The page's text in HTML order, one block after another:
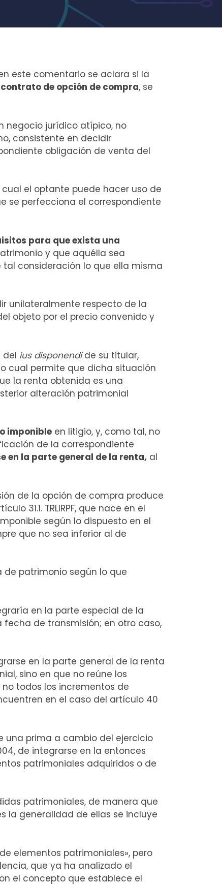
este comentario se aclara si la
de opción de compra, se
negocio jurídico atípico, no
consistente en decidir
obligación de venta del
el optante puede hacer uso de
se perfecciona el correspondiente
para que exista una
y que aquélla sea
consideración lo que ella misma
unilateralmente respecto de la
objeto por el precio convenido y
del ius disponendide su titular,
cual permite que dicha situación
la renta obtenida es una
alteración patrimonial
imponible en litigio, y, como tal, no
de la correspondiente
en la parte general de la renta, al
de la opción de compra produce
31.1. TRLIRPF, que nace en el
según lo dispuesto en el
que no sea inferior al de
patrimonio según lo que
en la parte especial de la
de transmisión; en otro caso,
en la parte general de la renta
sino en que no reúne los
todos los incrementos de
en el caso del artículo 40
una prima a cambio del ejercicio
de integrarse en la entonces
patrimoniales adquiridos o de
patrimoniales, de manera que
la generalidad de ellas se incluye
elementos patrimoniales», pero
que ya ha analizado el
el concepto que establece el